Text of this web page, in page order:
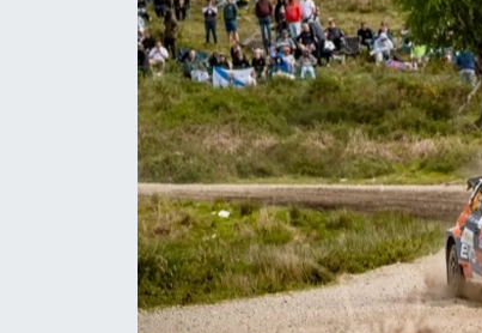
HABERDE İNSAN
KÜLTÜR SANAT
MAGAZİN